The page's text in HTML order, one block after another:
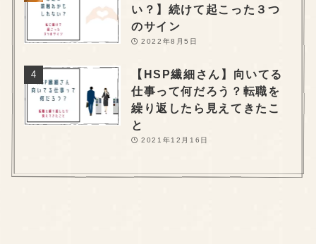
い？】続けて起こった３つ
のサイン
2022年8月5日
【HSP繊細さん】向いてる
仕事って何だろう？転職を
繰り返したら見えてきたこ
と
2021年12月16日